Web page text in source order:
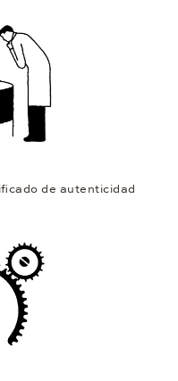
de autenticidad